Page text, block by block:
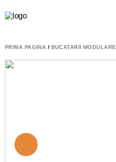
PRIMA PAGINĂ / BUCATARII MODULARE